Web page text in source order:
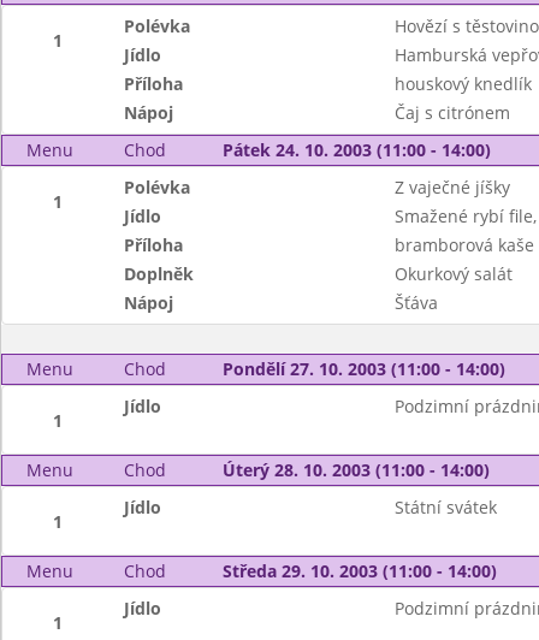
1
Polévka
Hovězí s
Jídlo
Hamburská
Příloha
houskový knedlík
Nápoj
Čaj s citrónem
Menu
Chod Pátek 24. 10. 2003 (11:00 - 14:00)
1
Polévka
Z vaječné jíšky
Jídlo
Smažené rybí file,
Příloha
bramborová kaše
Doplněk
Okurkový salát
Nápoj
Šťáva
Menu Chod Pondělí 27. 10. 2003 (11:00 - 14:00)
1
Jídlo Podzimní
Menu Chod Úterý 28. 10. 2003 (11:00 - 14:00)
1
Jídlo Státní svátek
Menu Chod Středa 29. 10. 2003 (11:00 - 14:00)
1
Jídlo Podzimní